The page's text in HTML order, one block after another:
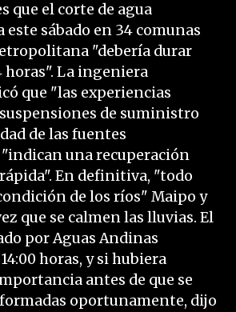
que el corte de agua
este sábado en 34 comunas
"debería durar
horas". La ingeniera
que "las experiencias
de suministro
de las fuentes
una recuperación
En definitiva, "todo
de los ríos" Maipo y
que se calmen las lluvias. El
por Aguas Andinas
horas, y si hubiera
antes de que se
oportunamente, dijo